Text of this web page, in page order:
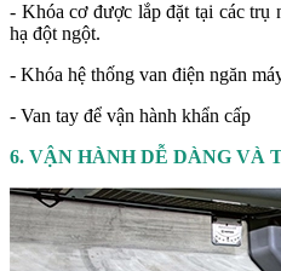
- Khóa cơ được lắp đặt tại các trụ
hạ đột ngột.
- Khóa hệ thống van điện ngăn
- Van tay để vận hành khẩn cấp
6. VẬN HÀNH DỄ DÀNG VÀ